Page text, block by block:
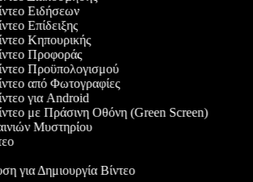
Ειδήσεων
Επίδειξης
Κηπουρικής
Προφοράς
Προϋπολογισμού
από Φωτογραφίες
για Android
με Πράσινη Οθόνη (Green Screen)
Μυστηρίου
για Δημιουργία Βίντεο